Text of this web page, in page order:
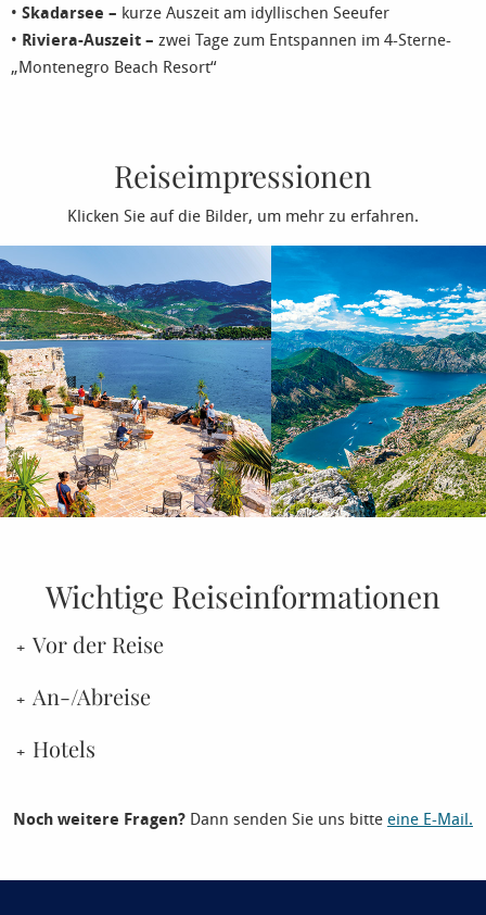
• Skadarsee – kurze Auszeit am idyllischen Seeufer
• Riviera-Auszeit – zwei Tage zum Entspannen im 4-Sterne-
„Montenegro Beach Resort“
Reiseimpressionen
Klicken Sie auf die Bilder, um mehr zu erfahren.
Wichtige Reiseinformationen
Vor der Reise
An-/Abreise
Hotels
Noch weitere Fragen? Dann senden Sie uns bitte eine E-Mail.